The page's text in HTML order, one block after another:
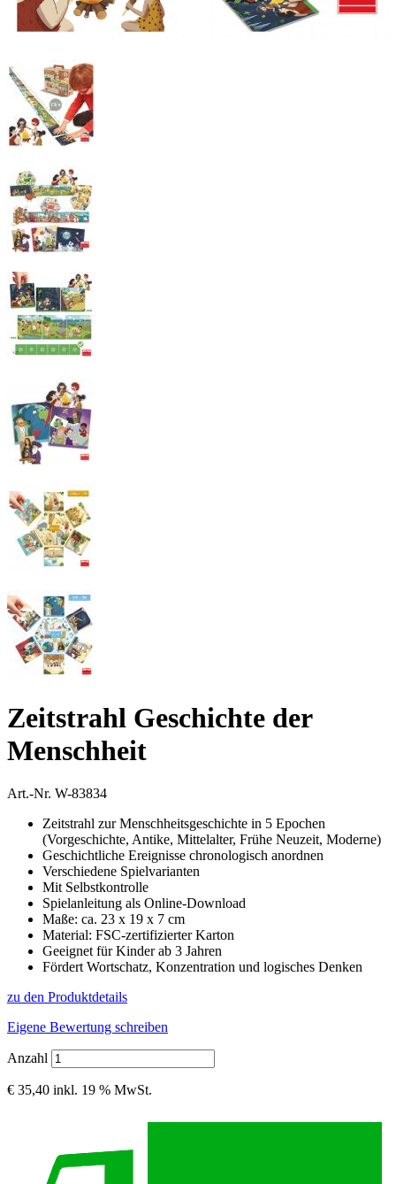
Zeitstrahl Geschichte der
Menschheit
Art.-Nr. W-83834
Zeitstrahl zur Menschheitsgeschichte in 5 Epochen
(Vorgeschichte, Antike, Mittelalter, Frühe Neuzeit, Moderne)
Geschichtliche Ereignisse chronologisch anordnen
Verschiedene Spielvarianten
Mit Selbstkontrolle
Spielanleitung als Online-Download
Maße: ca. 23 x 19 x 7 cm
Material: FSC-zertifizierter Karton
Geeignet für Kinder ab 3 Jahren
Fördert Wortschatz, Konzentration und logisches Denken
zu den Produktdetails
Eigene Bewertung schreiben
Anzahl
€ 35,40 inkl. 19 % MwSt.